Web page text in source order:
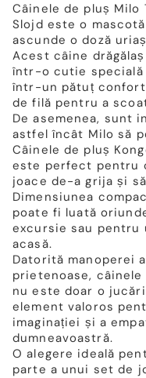
Câinele de pluș Milo
Slojd este o
ascunde o doză
Acest câine
într-o cutie
într-un pătuț
de filă pentru a
De asemenea, sunt
astfel încât Milo să
Câinele de pluș
este perfect pentru
joace de-a grija și
Dimensiunea
poate fi luată
excursie sau pentru
acasă.
Datorită manoperei
prietenoase, câinele
nu este doar o
element valoros
imaginației și a
dumneavoastră.
O alegere ideală
parte a unui set de